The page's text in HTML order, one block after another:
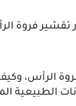
فروة
الرأس،
الطبيعية